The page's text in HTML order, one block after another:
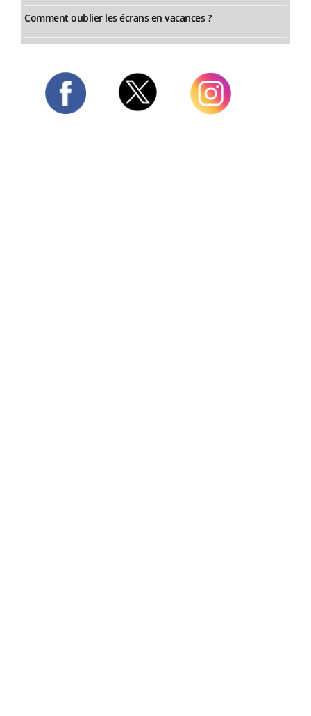
Comment oublier les écrans en vacances ?